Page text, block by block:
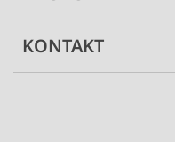
KONTAKT